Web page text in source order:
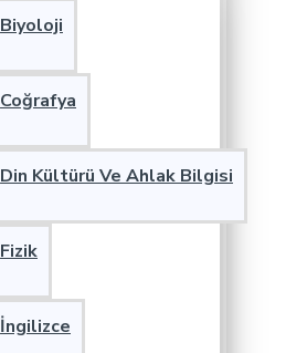
Biyoloji
Coğrafya
Din Kültürü Ve Ahlak Bilgisi
Fizik
İngilizce